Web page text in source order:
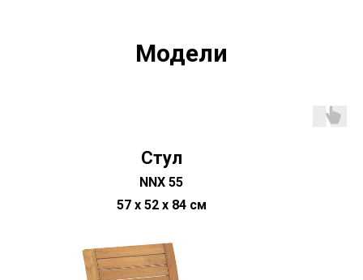
Модели
Стул
NNX 55
57 х 52 х 84 см